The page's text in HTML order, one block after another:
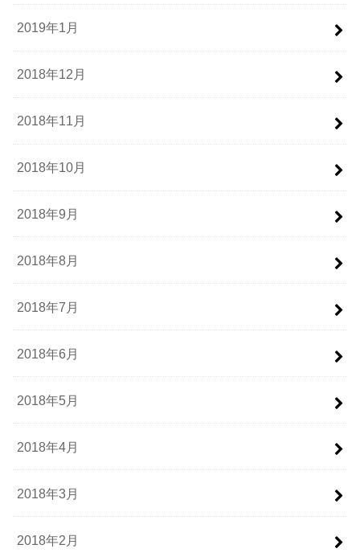
2019年1月
2018年12月
2018年11月
2018年10月
2018年9月
2018年8月
2018年7月
2018年6月
2018年5月
2018年4月
2018年3月
2018年2月